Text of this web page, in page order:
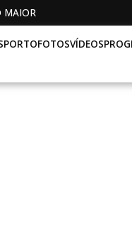
MAIOR
FOTOSVÍDEOS